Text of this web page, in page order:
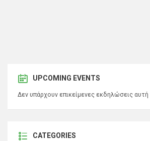
UPCOMING EVENTS
Δεν υπάρχουν επικείμενες εκδηλώσεις αυτή
CATEGORIES